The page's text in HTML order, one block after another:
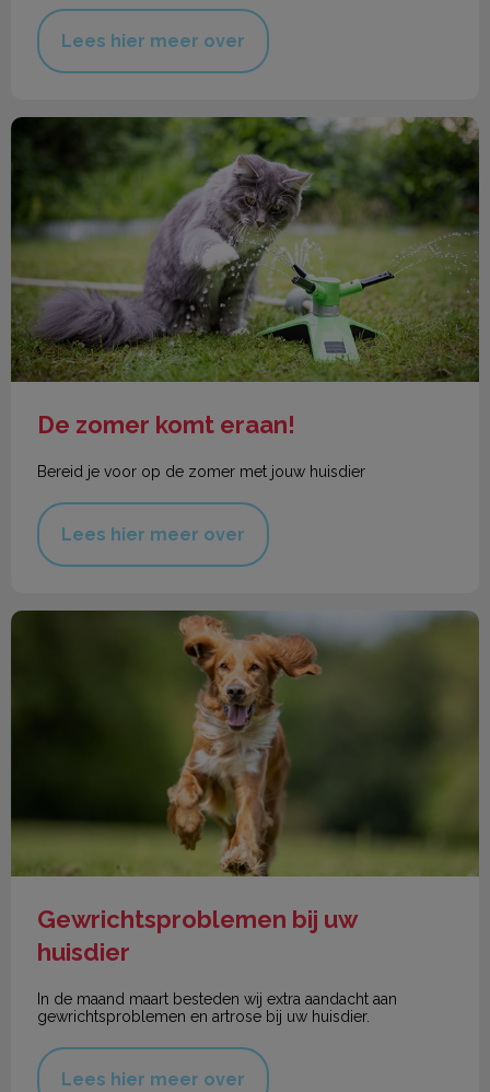
Lees hier meer over
De zomer komt eraan!
De zomer komt eraan!
Bereid je voor op de zomer met jouw huisdier
Lees hier meer over
Gewrichtsproblemen bij uw huisdier
Gewrichtsproblemen bij uw
huisdier
In de maand maart besteden wij extra aandacht aan
gewrichtsproblemen en artrose bij uw huisdier.
Lees hier meer over